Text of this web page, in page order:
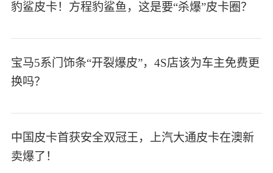
豹鲨皮卡！方程豹鲨鱼，这是要“杀爆”皮卡圈？
宝马5系门饰条“开裂爆皮”，4S店该为车主免费更
换吗？
中国皮卡首获安全双冠王，上汽大通皮卡在澳新
卖爆了！